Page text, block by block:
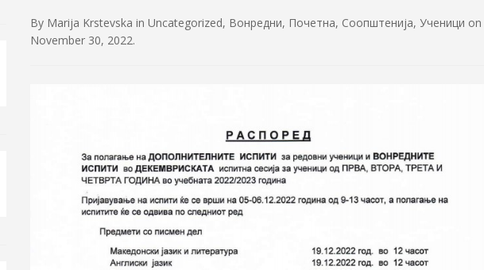
By Marija Krstevska in Uncategorized, Вонредни, Почетна, Соопштенија, Ученици on
November 30, 2022.